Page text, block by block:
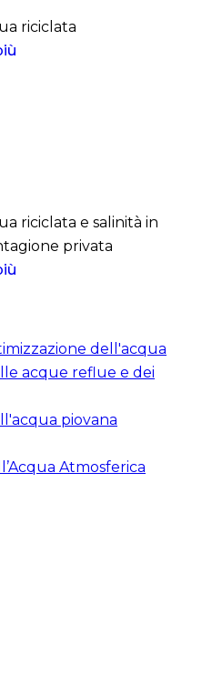
riciclata
riciclata e salinità in
privata
dell'acqua
acque reflue e dei
piovana
Atmosferica